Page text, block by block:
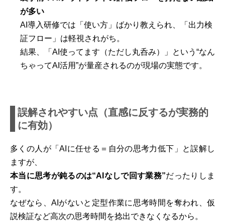
が多い
AI導入研修では「使い方」ばかり教えられ、「出力検
証フロー」は軽視されがち。
結果、「AI使ってます（ただし丸呑み）」という“なん
ちゃってAI活用”が量産されるのが現場の実態です。
誤解されやすい点（直感に反するが実務的
に有効）
多くの人が「AIに任せる＝自分の思考力低下」と誤解し
ますが、
本当に思考が鈍るのは“AIなしで回す業務”だったりしま
す。
なぜなら、AIがないと定型作業に思考時間を奪われ、仮
説検証など高次の思考時間を捻出できなくなるから。